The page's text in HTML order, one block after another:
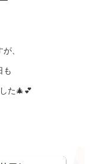
、
も
た🎄💕